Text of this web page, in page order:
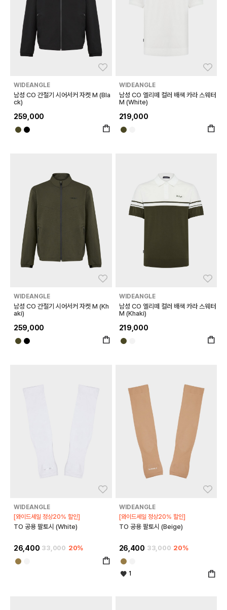
WIDEANGLE
남성 CO 간절기 시어서커 자켓 M (Bla
ck)
259,000
WIDEANGLE
남성 CO 엘리떼 컬러 배색 카라 스웨터
M (White)
219,000
WIDEANGLE
남성 CO 간절기 시어서커 자켓 M (Kh
aki)
259,000
WIDEANGLE
남성 CO 엘리떼 컬러 배색 카라 스웨터
M (Khaki)
219,000
WIDEANGLE
[와이드세일 정상20% 할인]
TO 공용 팔토시 (White)
26,400 33,000 20%
WIDEANGLE
[와이드세일 정상20% 할인]
TO 공용 팔토시 (Beige)
26,400 33,000 20%
1